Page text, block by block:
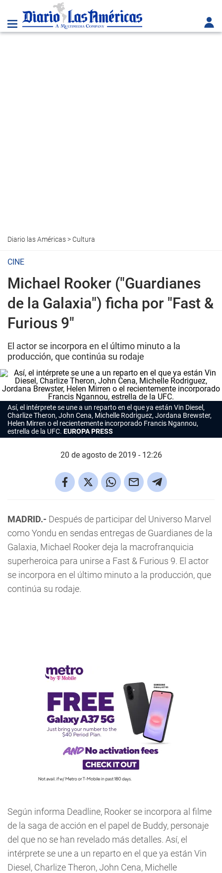
Diario las Américas> Cultura
CINE
Michael Rooker ("Guardianes
de la Galaxia") ficha por "Fast &
Furious 9"
El actor se incorpora en el último minuto a la
producción, que continúa su rodaje
Así, el intérprete se une a un reparto en el que ya están Vin Diesel,
Charlize Theron, John Cena, Michelle Rodriguez, Jordana Brewster,
Helen Mirren o el recientemente incorporado Francis Ngannou,
estrella de la UFC. EUROPA PRESS
20 de agosto de 2019 - 12:26
MADRID.- Después de participar del Universo Marvel
como Yondu en sendas entregas de Guardianes de la
Galaxia, Michael Rooker deja la macrofranquicia
superheroica para unirse a Fast & Furious 9. El actor
se incorpora en el último minuto a la producción, que
continúa su rodaje.
Según informa Deadline, Rooker se incorpora al filme
de la saga de acción en el papel de Buddy, personaje
del que no se han revelado más detalles. Así, el
intérprete se une a un reparto en el que ya están Vin
Diesel, Charlize Theron, John Cena, Michelle